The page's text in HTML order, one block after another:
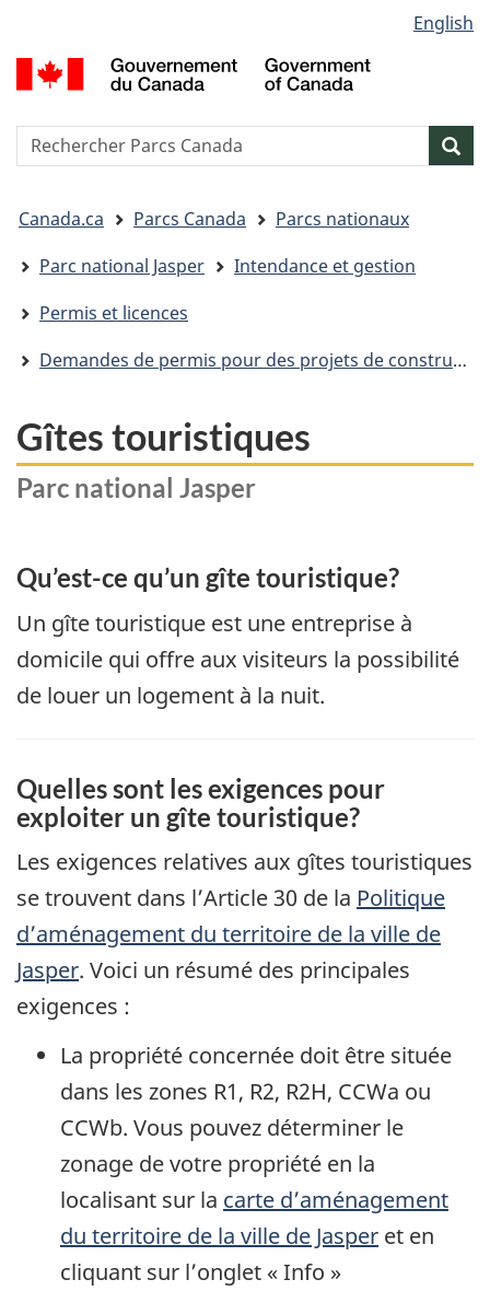
au
contenu
« Au
du
la
HTML
de
la
langue
English
Reserche
êtes
ici&nbsp;:
Canada.ca Parcs Canada
Parcs nationaux
Parc national Jasper
Intendance et gestion
Permis et licences
Demandes de permis pour des projets de construction ou de rénovation dans le parc
Gîtes touristiques
Parc national Jasper
Qu’est-ce qu’un gîte touristique?
Un gîte touristique est une entreprise à
domicile qui offre aux visiteurs la possibilité
de louer un logement à la nuit.
Quelles sont les exigences pour
exploiter un gîte touristique?
Les exigences relatives aux gîtes touristiques
se trouvent dans l’Article 30 de la Politique
d’aménagement du territoire de la ville de
Jasper. Voici un résumé des principales
exigences :
La propriété concernée doit être située
dans les zones R1, R2, R2H, CCWa ou
CCWb. Vous pouvez déterminer le
zonage de votre propriété en la
localisant sur la carte d’aménagement
du territoire de la ville de Jasper et en
cliquant sur l’onglet « Info »